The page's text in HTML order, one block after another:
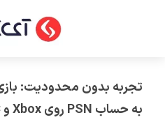
به حساب PSN روی Xbox و PC